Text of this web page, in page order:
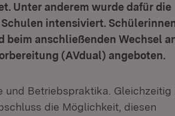
Unter anderem wurde dafür die
intensiviert.
anschließenden Wechsel
(AVdual) angeboten.
und Betriebspraktika. Gleichzeitig
die Möglichkeit, diesen